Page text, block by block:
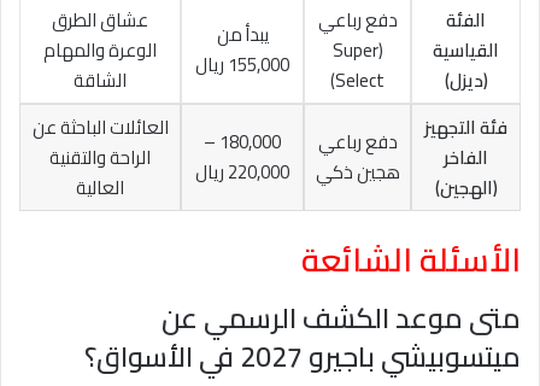
الفئة
القياسية
(ديزل)
دفع رباعي
(Super
Select)
يبدأ من
155,000 ريال
عشاق الطرق
الوعرة والمهام
الشاقة
فئة التجهيز
الفاخر
(الهجين)
دفع رباعي
هجين ذكي
180,000 –
220,000 ريال
العائلات الباحثة عن
الراحة والتقنية
العالية
الأسئلة الشائعة
متى موعد الكشف الرسمي عن
ميتسوبيشي باجيرو 2027 في الأسواق؟